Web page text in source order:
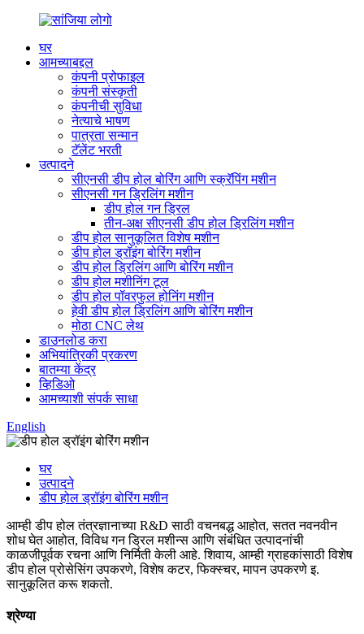
घर
आमच्याबद्दल
कंपनी प्रोफाइल
कंपनी संस्कृती
कंपनीची सुविधा
नेत्याचे भाषण
पात्रता सन्मान
टॅलेंट भरती
उत्पादने
सीएनसी डीप होल बोरिंग आणि स्क्रॅपिंग मशीन
सीएनसी गन ड्रिलिंग मशीन
डीप होल गन ड्रिल
तीन-अक्ष सीएनसी डीप होल ड्रिलिंग मशीन
डीप होल सानुकूलित विशेष मशीन
डीप होल ड्रॉइंग बोरिंग मशीन
डीप होल ड्रिलिंग आणि बोरिंग मशीन
डीप होल मशीनिंग टूल
डीप होल पॉवरफुल होनिंग मशीन
हेवी डीप होल ड्रिलिंग आणि बोरिंग मशीन
मोठा CNC लेथ
डाउनलोड करा
अभियांत्रिकी प्रकरण
बातम्या केंद्र
व्हिडिओ
आमच्याशी संपर्क साधा
English
घर
उत्पादने
डीप होल ड्रॉइंग बोरिंग मशीन
आम्ही डीप होल तंत्रज्ञानाच्या R&D साठी वचनबद्ध आहोत, सतत नवनवीन
शोध घेत आहोत, विविध गन ड्रिल मशीन्स आणि संबंधित उत्पादनांची
काळजीपूर्वक रचना आणि निर्मिती केली आहे. शिवाय, आम्ही ग्राहकांसाठी विशेष
डीप होल प्रोसेसिंग उपकरणे, विशेष कटर, फिक्स्चर, मापन उपकरणे इ.
सानुकूलित करू शकतो.
श्रेण्या